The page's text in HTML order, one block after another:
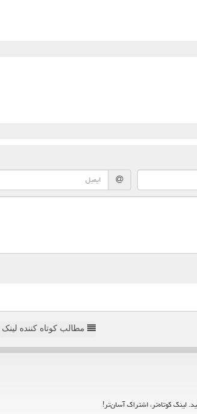
مطالب کوتاه کننده لینک
لینک کوتاه‌تر، اشتراک آسان‌تر!